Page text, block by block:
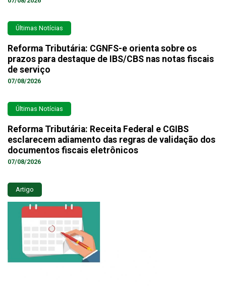
Últimas Notícias
Reforma Tributária: CGNFS-e orienta sobre os
prazos para destaque de IBS/CBS nas notas fiscais
de serviço
07/08/2026
Últimas Notícias
Reforma Tributária: Receita Federal e CGIBS
esclarecem adiamento das regras de validação dos
documentos fiscais eletrônicos
07/08/2026
Artigo